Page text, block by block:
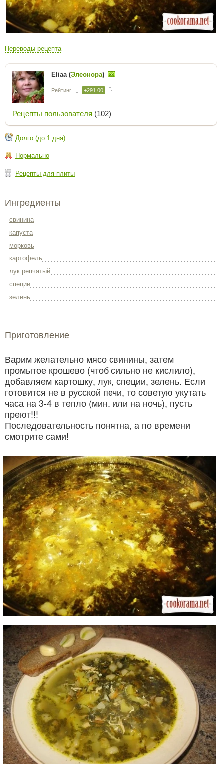
Переводы рецепта
Eliaa (Элеонора)
Рейтинг +291.00
Рецепты пользователя (102)
Долго (до 1 дня)
Нормально
Рецепты для плиты
Ингредиенты
свинина
капуста
морковь
картофель
лук репчатый
специи
зелень
Приготовление
Варим желательно мясо свинины, затем
промытое крошево (чтоб сильно не кислило),
добавляем картошку, лук, специи, зелень. Если
готовится не в русской печи, то советую укутать
часа на 3-4 в тепло (мин. или на ночь), пусть
преют!!!
Последовательность понятна, а по времени
смотрите сами!